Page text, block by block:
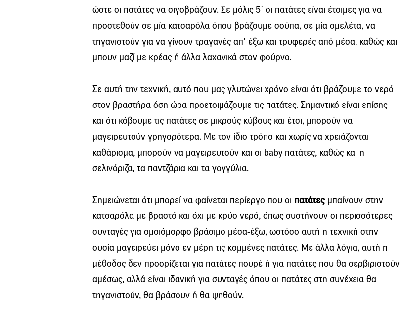
ώστε οι πατάτες να σιγοβράζουν. Σε μόλις 5΄ οι πατάτες είναι έτοιμες για να
προστεθούν σε μία κατσαρόλα όπου βράζουμε σούπα, σε μία ομελέτα, να
τηγανιστούν για να γίνουν τραγανές απ’ έξω και τρυφερές από μέσα, καθώς και
μπουν μαζί με κρέας ή άλλα λαχανικά στον φούρνο.
Σε αυτή την τεχνική, αυτό που μας γλυτώνει χρόνο είναι ότι βράζουμε το νερό
στον βραστήρα όση ώρα προετοιμάζουμε τις πατάτες. Σημαντικό είναι επίσης
και ότι κόβουμε τις πατάτες σε μικρούς κύβους και έτσι, μπορούν να
μαγειρευτούν γρηγορότερα. Με τον ίδιο τρόπο και χωρίς να χρειάζονται
καθάρισμα, μπορούν να μαγειρευτούν και οι baby πατάτες, καθώς και η
σελινόριζα, τα παντζάρια και τα γογγύλια.
Σημειώνεται ότι μπορεί να φαίνεται περίεργο που οι πατάτες μπαίνουν στην
κατσαρόλα με βραστό και όχι με κρύο νερό, όπως συστήνουν οι περισσότερες
συνταγές για ομοιόμορφο βράσιμο μέσα-έξω, ωστόσο αυτή η τεχνική στην
ουσία μαγειρεύει μόνο εν μέρη τις κομμένες πατάτες. Με άλλα λόγια, αυτή η
μέθοδος δεν προορίζεται για πατάτες πουρέ ή για πατάτες που θα σερβιριστούν
αμέσως, αλλά είναι ιδανική για συνταγές όπου οι πατάτες στη συνέχεια θα
τηγανιστούν, θα βράσουν ή θα ψηθούν.